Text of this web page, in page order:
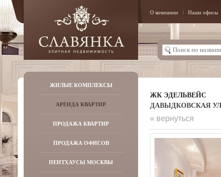
О компании Наши офисы
ЖИЛЫЕ КОМПЛЕКСЫ
АРЕНДА КВАРТИР
ПРОДАЖА КВАРТИР
ПРОДАЖА ОФИСОВ
ПЕНТХАУСЫ МОСКВЫ
ЖК ЭДЕЛЬВЕЙС
ДАВЫДКОВСКАЯ
« вернуться